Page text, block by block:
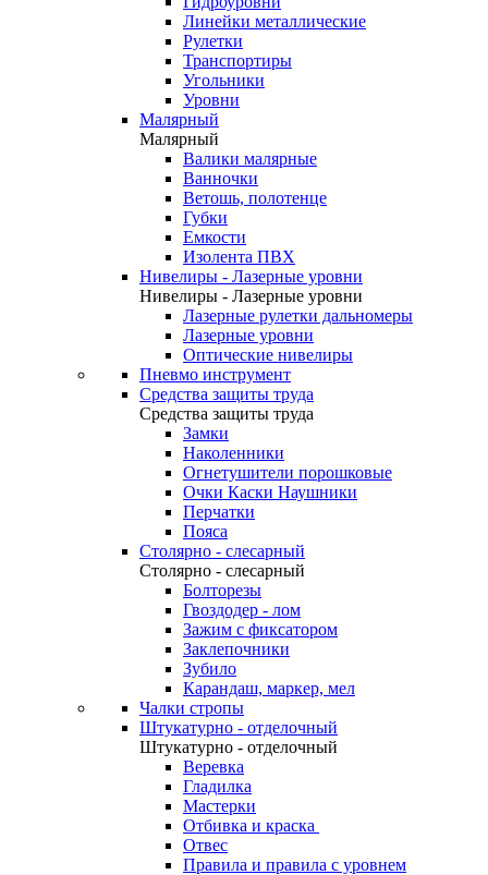
Линейки металлические
Рулетки
Транспортиры
Угольники
Уровни
Малярный
Малярный
Валики малярные
Ванночки
Ветошь, полотенце
Губки
Емкости
Изолента ПВХ
Нивелиры - Лазерные уровни
Нивелиры - Лазерные уровни
Лазерные рулетки дальномеры
Лазерные уровни
Оптические нивелиры
Пневмо инструмент
Средства защиты труда
Средства защиты труда
Замки
Наколенники
Огнетушители порошковые
Очки Каски Наушники
Перчатки
Пояса
Столярно - слесарный
Столярно - слесарный
Болторезы
Гвоздодер - лом
Зажим с фиксатором
Заклепочники
Зубило
Карандаш, маркер, мел
Чалки стропы
Штукатурно - отделочный
Штукатурно - отделочный
Веревка
Гладилка
Мастерки
Отбивка и краска
Отвес
Правила и правила с уровнем